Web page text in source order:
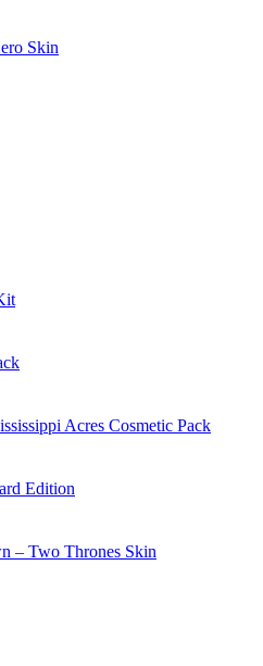
Skin
Acres Cosmetic Pack
Edition
– Two Thrones Skin